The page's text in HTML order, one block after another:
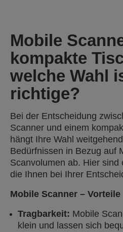
Mobile
kompakte
welche Wahl
richtige?
Bei der Entscheidung
Scanner und einem
hängt Ihre Wahl
Bedürfnissen in Bezug auf
Scanvolumen ab. Hier sind
die Ihnen bei Ihrer
Mobile Scanner – Vorteile
Tragbarkeit: Mobile
klein und lassen sich